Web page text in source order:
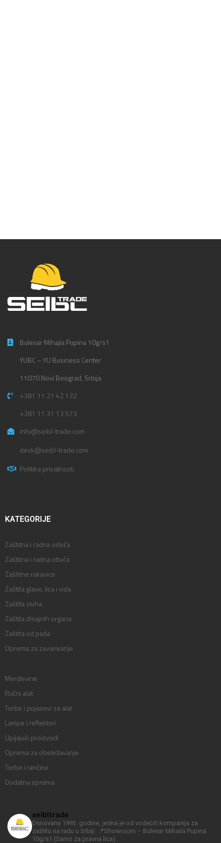
Bulevar Mihajla Pupina 10g/s1
YUBC – YU Business Center
11070 Novi Beograd, Srbija
+381 11 21 42 132
+381 11 31 13 573
info@seibl-trade.com
desk@seibl-trade.com
Politika privatnosti
KATEGORIJE
Zaštitna i radna odeća
Zaštitna i radna obuća
Zaštitne rukavice
Zaštita glave, lica i vida
Zaštita sluha
Zaštita disajnih organa
Zaštita od pada
Oprema za zavarivanje
Merdevine
Ručni alat
Torbe i pojasevi za alat
Lampe i reflektori
Upijajući proizvodi
Oprema za obeležavanje
Torbe i rančevi
Dodatna oprema
seibltrade
Osnovana 1993. godine, jedna je od vodećih kompanija za
zaštitu na radu u Srbiji.
📍Showroom – Bulevar Mihaila Pupina
10g/s1 (Samo za pravna lica).